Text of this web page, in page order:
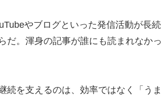
やブログといった発信活動が長続
だ。渾身の記事が誰にも読まれなかっ
続を支えるのは、効率ではなく「うま